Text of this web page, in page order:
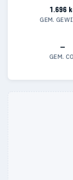
1.696
GEM.
—
GEM.